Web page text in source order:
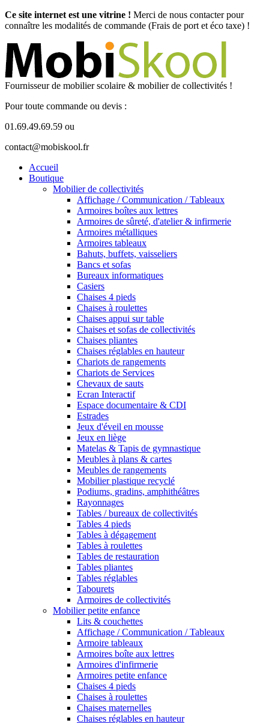
Ce site internet est une vitrine ! Merci de nous contacter pour
connaître les modalités de commande (Frais de port et éco taxe) !
Fournisseur de mobilier scolaire & mobilier de collectivités !
Pour toute commande ou devis :
01.69.49.69.59 ou
contact@mobiskool.fr
Accueil
Boutique
Mobilier de collectivités
Affichage / Communication / Tableaux
Armoires boîtes aux lettres
Armoires de sûreté, d'atelier & infirmerie
Armoires métalliques
Armoires tableaux
Bahuts, buffets, vaisseliers
Bancs et sofas
Bureaux informatiques
Casiers
Chaises 4 pieds
Chaises à roulettes
Chaises appui sur table
Chaises et sofas de collectivités
Chaises pliantes
Chaises réglables en hauteur
Chariots de rangements
Chariots de Services
Chevaux de sauts
Ecran Interactif
Espace documentaire & CDI
Estrades
Jeux d'éveil en mousse
Jeux en liège
Matelas & Tapis de gymnastique
Meubles à plans & cartes
Meubles de rangements
Mobilier plastique recyclé
Podiums, gradins, amphithéâtres
Rayonnages
Tables / bureaux de collectivités
Tables 4 pieds
Tables à dégagement
Tables à roulettes
Tables de restauration
Tables pliantes
Tables réglables
Tabourets
Armoires de collectivités
Mobilier petite enfance
Lits & couchettes
Affichage / Communication / Tableaux
Armoire tableaux
Armoires boîte aux lettres
Armoires d'infirmerie
Armoires petite enfance
Chaises 4 pieds
Chaises à roulettes
Chaises maternelles
Chaises réglables en hauteur